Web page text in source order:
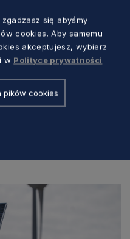
się abyśmy
cookies. Aby samemu
akceptujesz, wybierz
w Polityce prywatności
pików cookies